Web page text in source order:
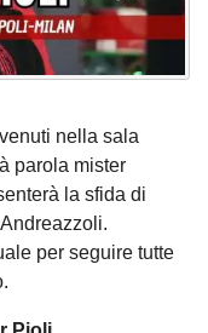
nella sala
parola mister
la sfida di
per seguire tutte